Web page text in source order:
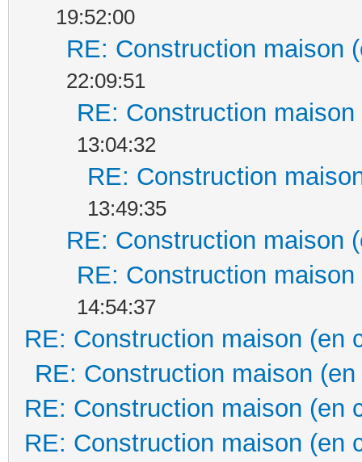
19:52:00
RE: Construction maison
22:09:51
RE: Construction
13:04:32
RE: Construction
13:49:35
RE: Construction maison
RE: Construction
14:54:37
RE: Construction maison (en
RE: Construction maison
RE: Construction maison (en
RE: Construction maison (en